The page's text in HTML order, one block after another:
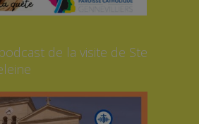
de la visite de Ste